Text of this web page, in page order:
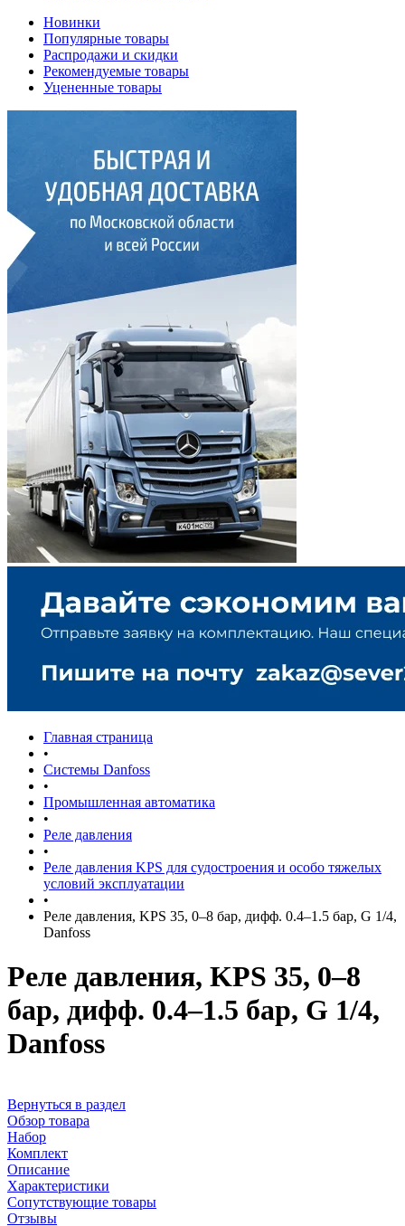
Новинки
Популярные товары
Распродажи и скидки
Рекомендуемые товары
Уцененные товары
Главная страница
•
Системы Danfoss
•
Промышленная автоматика
•
Реле давления
•
Реле давления KPS для судостроения и особо тяжелых
условий эксплуатации
•
Реле давления, KPS 35, 0–8 бар, дифф. 0.4–1.5 бар, G 1/4,
Danfoss
Реле давления, KPS 35, 0–8
бар, дифф. 0.4–1.5 бар, G 1/4,
Danfoss
Вернуться в раздел
Обзор товара
Набор
Комплект
Описание
Характеристики
Сопутствующие товары
Отзывы